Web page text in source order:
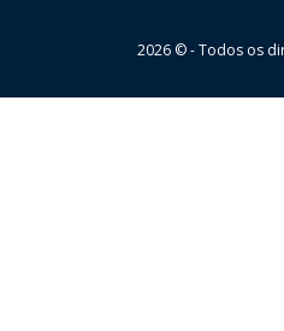
2026 © - Todos os